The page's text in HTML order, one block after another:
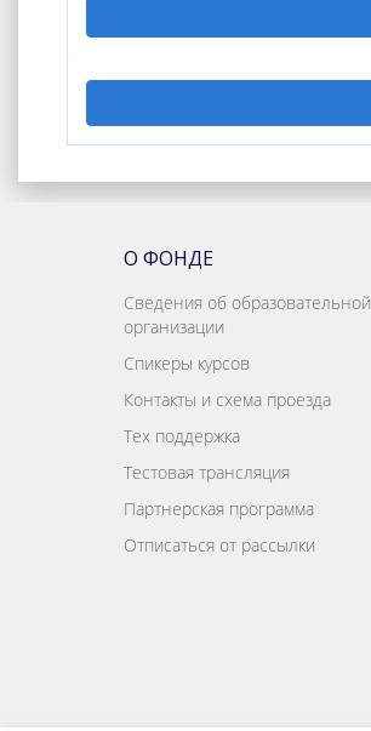
О ФОНДЕ
Сведения об образовательной
организации
Спикеры курсов
Контакты и схема проезда
Тех поддержка
Тестовая трансляция
Партнерская программа
Отписаться от рассылки